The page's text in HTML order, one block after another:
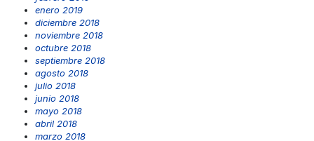
enero 2019
diciembre 2018
noviembre 2018
octubre 2018
septiembre 2018
agosto 2018
julio 2018
junio 2018
mayo 2018
abril 2018
marzo 2018